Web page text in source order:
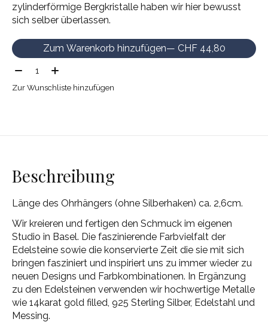
zylinderförmige Bergkristalle haben wir hier bewusst
sich selber überlassen.
Zum Warenkorb hinzufügen
— CHF 44,80
Menge:
Zur Wunschliste hinzufügen
Beschreibung
Länge des Ohrhängers (ohne Silberhaken) ca. 2,6cm.
Wir kreieren und fertigen den Schmuck im eigenen
Studio in Basel. Die faszinierende Farbvielfalt der
Edelsteine sowie die konservierte Zeit die sie mit sich
bringen fasziniert und inspiriert uns zu immer wieder zu
neuen Designs und Farbkombinationen. In Ergänzung
zu den Edelsteinen verwenden wir hochwertige Metalle
wie 14karat gold filled, 925 Sterling Silber, Edelstahl und
Messing.